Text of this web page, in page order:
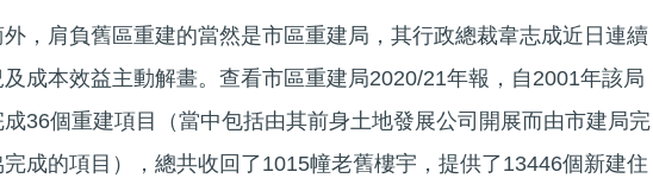
外，肩負舊區重建的當然是市區重建局，其行政總裁韋志成近日連續
成本效益主動解畫。查看市區重建局2020/21年報，自2001年該局
36個重建項目（當中包括由其前身土地發展公司開展而由市建局完
成的項目），總共收回了1015幢老舊樓宇，提供了13446個新建住